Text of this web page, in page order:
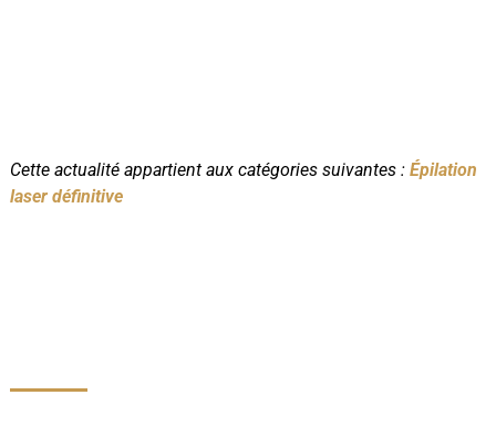
Cette actualité appartient aux catégories suivantes : Épilation
laser définitive